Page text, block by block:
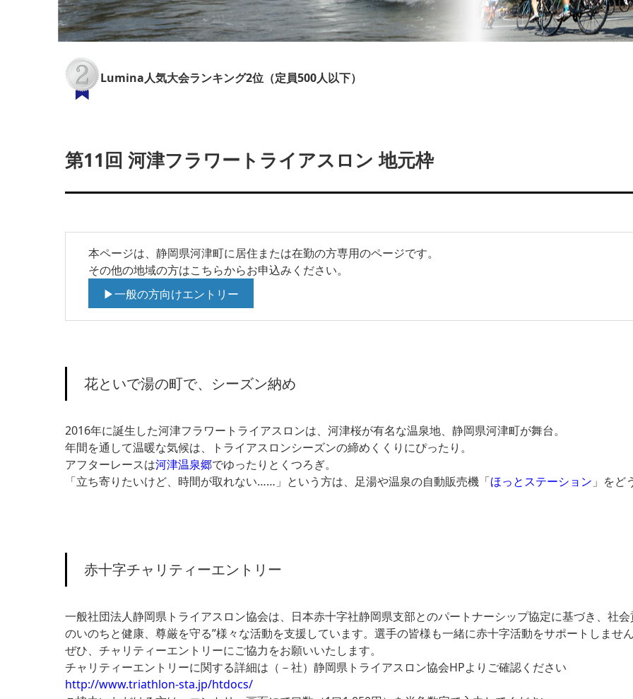
Lumina人気大会ランキング2位（定員500人以下）
第11回 河津フラワートライアスロン 地元枠
本ページは、静岡県河津町に居住または在勤の方専用のページです。
その他の地域の方はこちらからお申込みください。
▶一般の方向けエントリー
花といで湯の町で、シーズン納め
2016年に誕生した河津フラワートライアスロンは、河津桜が有名な温泉地、静岡県河津町が舞台。
年間を通して温暖な気候は、トライアスロンシーズンの締めくくりにぴったり。
アフターレースは河津温泉郷でゆったりとくつろぎ。
「立ち寄りたいけど、時間が取れない……」という方は、足湯や温泉の自動販売機「ほっとステーション 」をど
赤十字チャリティーエントリー
一般社団法人静岡県トライアスロン協会は、日本赤十字社静岡県支部とのパートナーシップ協定に基づき、社
のいのちと健康、尊厳を守る”様々な活動を支援しています。選手の皆様も一緒に赤十字活動をサポートしませ
ぜひ、チャリティーエントリーにご協力をお願いいたします。
チャリティーエントリーに関する詳細は（－社）静岡県トライアスロン協会HPよりご確認ください
http://www.triathlon-sta.jp/htdocs/